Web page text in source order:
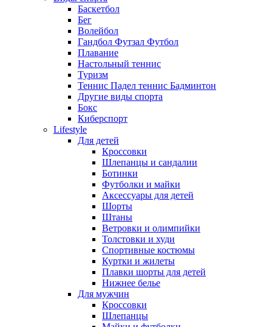
Баскетбол
Бег
Волейбол
Гандбол Футзал Футбол
Плавание
Настольный теннис
Туризм
Теннис Падел теннис Бадминтон
Другие виды спорта
Бокс
Киберспорт
Lifestyle
Для детей
Кроссовки
Шлепанцы и сандалии
Ботинки
Футболки и майки
Аксессуары для детей
Шорты
Штаны
Ветровки и олимпийки
Толстовки и худи
Спортивные костюмы
Куртки и жилеты
Плавки шорты для детей
Нижнее белье
Для мужчин
Кроссовки
Шлепанцы